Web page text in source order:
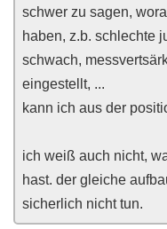
schwer zu sagen,
haben, z.b. schlechte
schwach,
eingestellt, ...
kann ich aus der
ich weiß auch nicht,
hast. der gleiche
sicherlich nicht tun.